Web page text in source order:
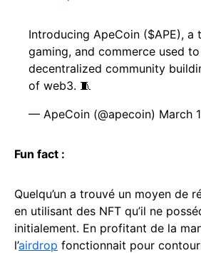
Introducing ApeCoin ($APE), a
gaming, and commerce used
decentralized community
of web3. 🧵
— ApeCoin (@apecoin) March
Fun fact :
Quelqu’un a trouvé un moyen de
en utilisant des NFT qu’il ne
initialement. En profitant de la
l’airdrop fonctionnait pour